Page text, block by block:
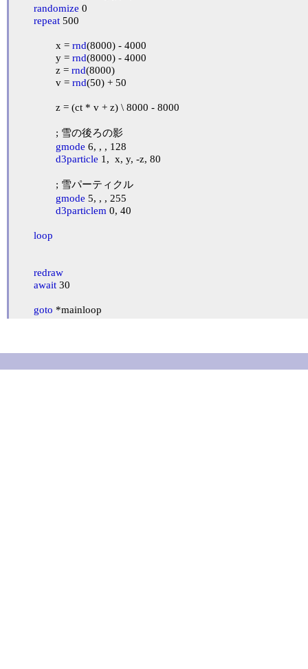
randomize 0
repeat 500
		x =
rnd(8000) - 4000
		y =
rnd(8000) - 4000
		z =
rnd(8000)
		v =
rnd(50) + 50
gmode 6, , , 128
d3particle 1,  x, y, -z, 80
gmode 5, , , 255
d3particlem 0, 40
loop
redraw
await 30
goto